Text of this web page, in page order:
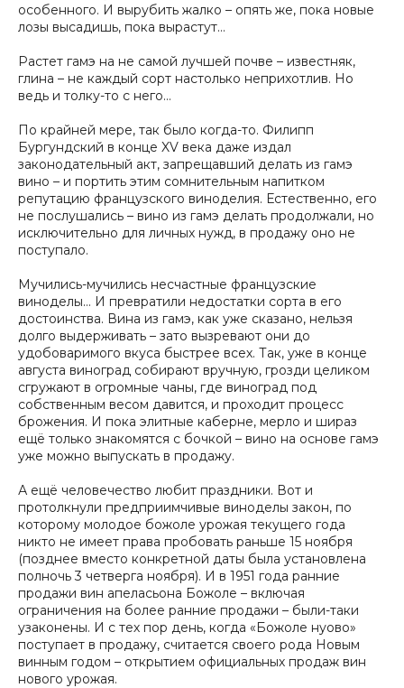
особенного. И вырубить жалко – опять же, пока новые
лозы высадишь, пока вырастут…
Растет гамэ на не самой лучшей почве – известняк,
глина – не каждый сорт настолько неприхотлив. Но
ведь и толку-то с него…
По крайней мере, так было когда-то. Филипп
Бургундский в конце XV века даже издал
законодательный акт, запрещавший делать из гамэ
вино – и портить этим сомнительным напитком
репутацию французского виноделия. Естественно, его
не послушались – вино из гамэ делать продолжали, но
исключительно для личных нужд, в продажу оно не
поступало.
Мучились-мучились несчастные французские
виноделы… И превратили недостатки сорта в его
достоинства. Вина из гамэ, как уже сказано, нельзя
долго выдерживать – зато вызревают они до
удобоваримого вкуса быстрее всех. Так, уже в конце
августа виноград собирают вручную, грозди целиком
сгружают в огромные чаны, где виноград под
собственным весом давится, и проходит процесс
брожения. И пока элитные каберне, мерло и шираз
ещё только знакомятся с бочкой – вино на основе гамэ
уже можно выпускать в продажу.
А ещё человечество любит праздники. Вот и
протолкнули предприимчивые виноделы закон, по
которому молодое божоле урожая текущего года
никто не имеет права пробовать раньше 15 ноября
(позднее вместо конкретной даты была установлена
полночь 3 четверга ноября). И в 1951 года ранние
продажи вин апеласьона Божоле – включая
ограничения на более ранние продажи – были-таки
узаконены. И с тех пор день, когда «Божоле нуово»
поступает в продажу, считается своего рода Новым
винным годом – открытием официальных продаж вин
нового урожая.